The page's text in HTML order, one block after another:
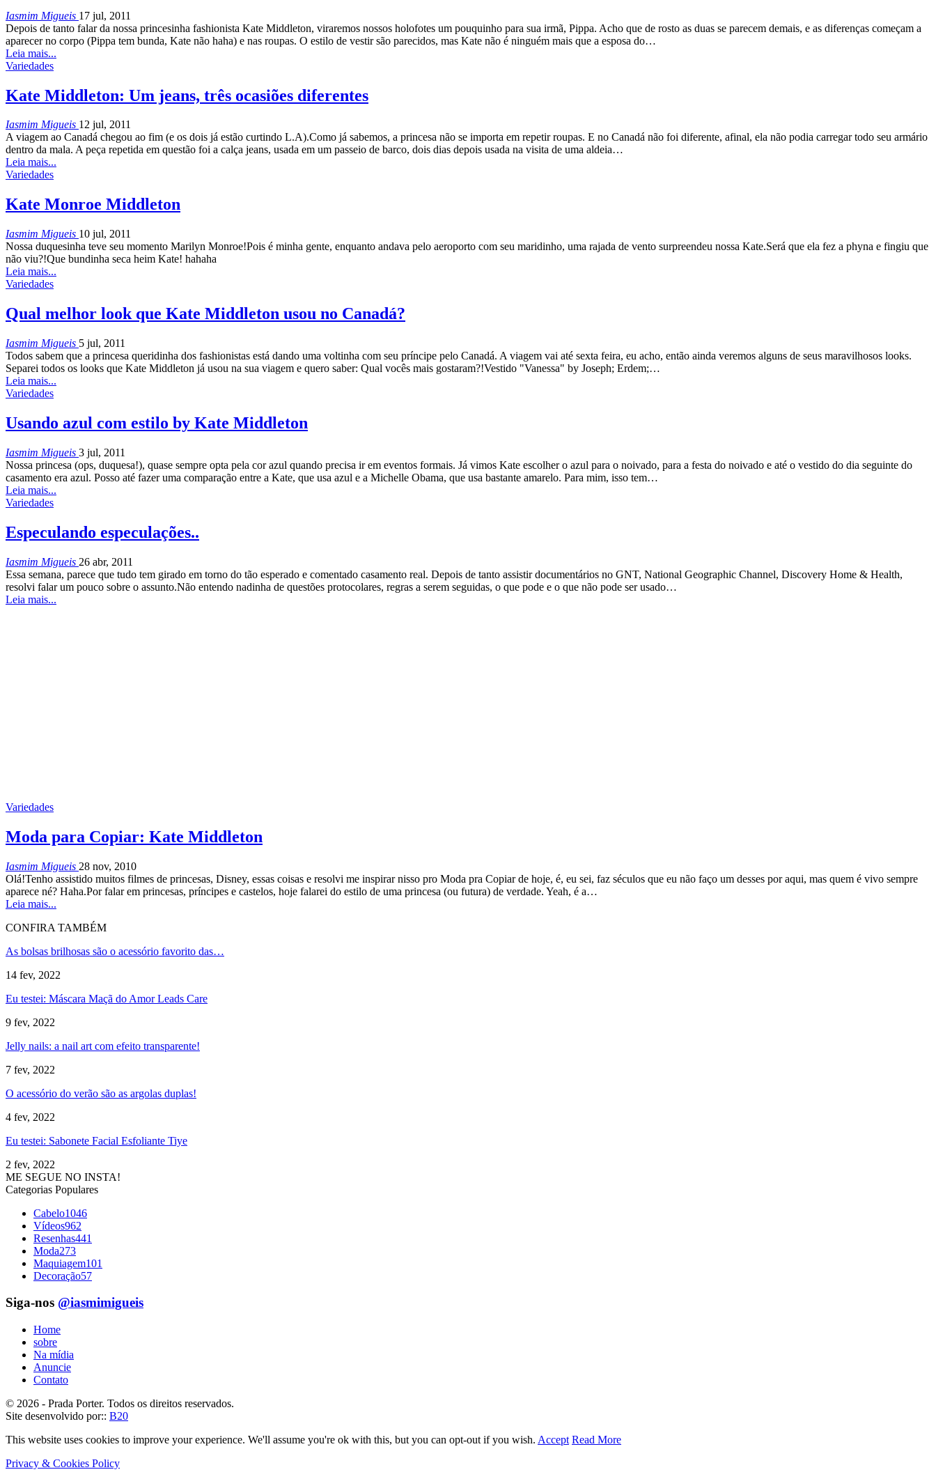
Iasmim Migueis 17 jul, 2011
Depois de tanto falar da nossa princesinha fashionista Kate Middleton, viraremos nossos holofotes um pouquinho para sua irmã, Pippa. Acho que de rosto as duas se parecem demais, e as diferenças começam a
aparecer no corpo (Pippa tem bunda, Kate não haha) e nas roupas. O estilo de vestir são parecidos, mas Kate não é ninguém mais que a esposa do…
Leia mais...
Variedades
Kate Middleton: Um jeans, três ocasiões diferentes
Iasmim Migueis 12 jul, 2011
A viagem ao Canadá chegou ao fim (e os dois já estão curtindo L.A).Como já sabemos, a princesa não se importa em repetir roupas. E no Canadá não foi diferente, afinal, ela não podia carregar todo seu armário
dentro da mala. A peça repetida em questão foi a calça jeans, usada em um passeio de barco, dois dias depois usada na visita de uma aldeia…
Leia mais...
Variedades
Kate Monroe Middleton
Iasmim Migueis 10 jul, 2011
Nossa duquesinha teve seu momento Marilyn Monroe!Pois é minha gente, enquanto andava pelo aeroporto com seu maridinho, uma rajada de vento surpreendeu nossa Kate.Será que ela fez a phyna e fingiu que
não viu?!Que bundinha seca heim Kate! hahaha
Leia mais...
Variedades
Qual melhor look que Kate Middleton usou no Canadá?
Iasmim Migueis 5 jul, 2011
Todos sabem que a princesa queridinha dos fashionistas está dando uma voltinha com seu príncipe pelo Canadá. A viagem vai até sexta feira, eu acho, então ainda veremos alguns de seus maravilhosos looks.
Separei todos os looks que Kate Middleton já usou na sua viagem e quero saber: Qual vocês mais gostaram?!Vestido "Vanessa" by Joseph; Erdem;…
Leia mais...
Variedades
Usando azul com estilo by Kate Middleton
Iasmim Migueis 3 jul, 2011
Nossa princesa (ops, duquesa!), quase sempre opta pela cor azul quando precisa ir em eventos formais. Já vimos Kate escolher o azul para o noivado, para a festa do noivado e até o vestido do dia seguinte do
casamento era azul. Posso até fazer uma comparação entre a Kate, que usa azul e a Michelle Obama, que usa bastante amarelo. Para mim, isso tem…
Leia mais...
Variedades
Especulando especulações..
Iasmim Migueis 26 abr, 2011
Essa semana, parece que tudo tem girado em torno do tão esperado e comentado casamento real. Depois de tanto assistir documentários no GNT, National Geographic Channel, Discovery Home & Health,
resolvi falar um pouco sobre o assunto.Não entendo nadinha de questões protocolares, regras a serem seguidas, o que pode e o que não pode ser usado…
Leia mais...
Variedades
Moda para Copiar: Kate Middleton
Iasmim Migueis 28 nov, 2010
Olá!Tenho assistido muitos filmes de princesas, Disney, essas coisas e resolvi me inspirar nisso pro Moda pra Copiar de hoje, é, eu sei, faz séculos que eu não faço um desses por aqui, mas quem é vivo sempre
aparece né? Haha.Por falar em princesas, príncipes e castelos, hoje falarei do estilo de uma princesa (ou futura) de verdade. Yeah, é a…
Leia mais...
CONFIRA TAMBÉM
As bolsas brilhosas são o acessório favorito das…
14 fev, 2022
Eu testei: Máscara Maçã do Amor Leads Care
9 fev, 2022
Jelly nails: a nail art com efeito transparente!
7 fev, 2022
O acessório do verão são as argolas duplas!
4 fev, 2022
Eu testei: Sabonete Facial Esfoliante Tiye
2 fev, 2022
ME SEGUE NO INSTA!
Categorias Populares
Cabelo1046
Vídeos962
Resenhas441
Moda273
Maquiagem101
Decoração57
Siga-nos @iasmimigueis
Home
sobre
Na mídia
Anuncie
Contato
© 2026 - Prada Porter. Todos os direitos reservados.
Site desenvolvido por:: B20
This website uses cookies to improve your experience. We'll assume you're ok with this, but you can opt-out if you wish. Accept Read More
Privacy & Cookies Policy